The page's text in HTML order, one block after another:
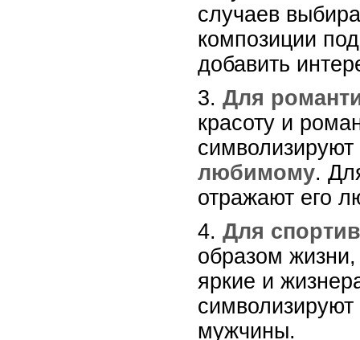
случаев
композиции
добавить
3. Для
красоту и
любимому.
отражают его
4. Для
образом жизни,
яркие и
мужчины.